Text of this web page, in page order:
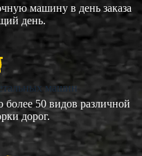
машину в день заказа
день.
машин
более 50 видов различной
дорог.